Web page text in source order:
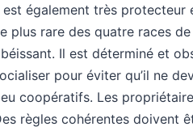
est également très protecteur
plus rare des quatre races
Il est déterminé et
pour éviter qu’il ne
coopératifs. Les
règles cohérentes doivent